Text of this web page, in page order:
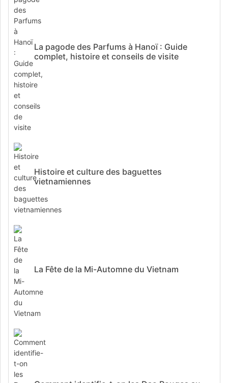
La pagode des Parfums à Hanoï : Guide
complet, histoire et conseils de visite
Histoire et culture des baguettes
vietnamiennes
La Fête de la Mi-Automne du Vietnam